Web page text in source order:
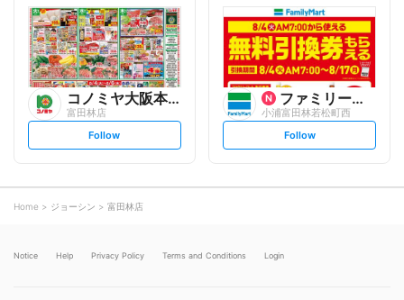
l
o
w
l
o
w
コノミヤ大阪本部
富田林店
s
l
o
w
Follow
ファミリーマート
小浦富田林若松町西
s
l
Follow
Home ジョーシン 富田林店
Notice Help Privacy Policy Terms and Conditions Login